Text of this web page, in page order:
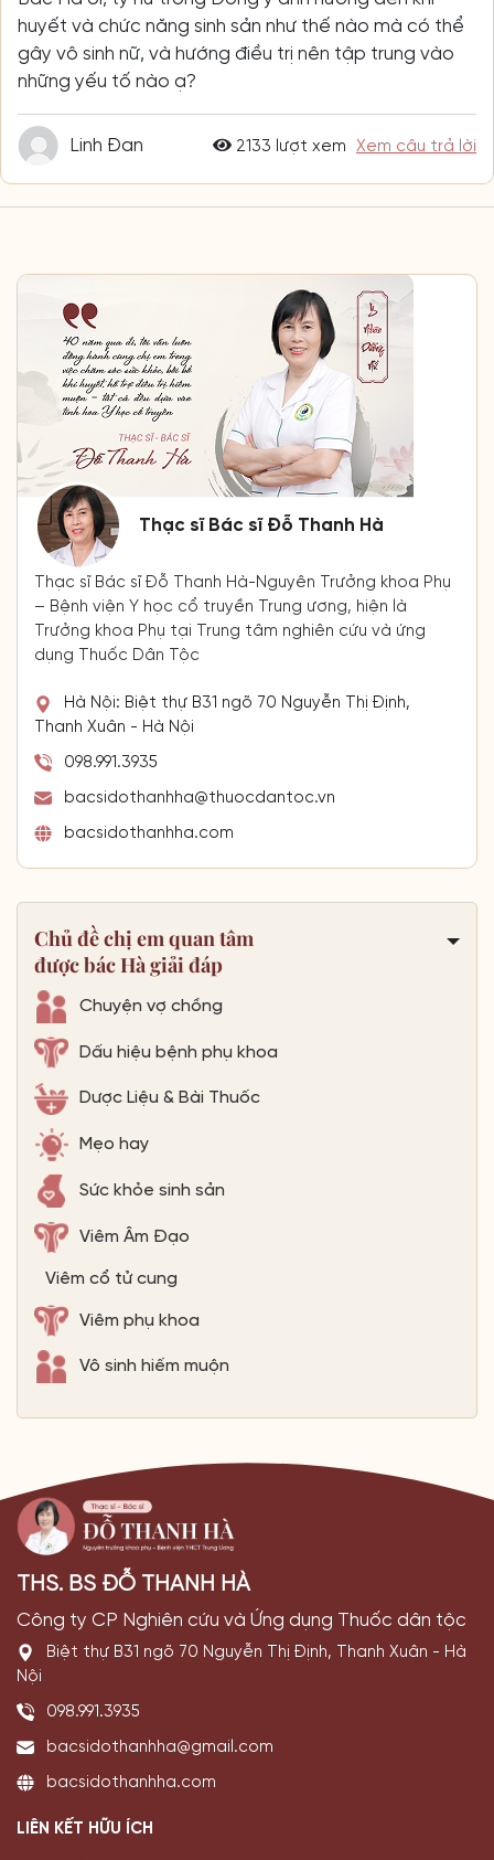
huyết và chức năng sinh sản như thế nào mà có thể
gây vô sinh nữ, và hướng điều trị nên tập trung vào
những yếu tố nào ạ?
Linh Đan 2133 lượt xem Xem câu trả lời
Thạc sĩ Bác sĩ Đỗ Thanh Hà
Thạc sĩ Bác sĩ Đỗ Thanh Hà-Nguyên Trưởng khoa Phụ
– Bệnh viện Y học cổ truyền Trung ương, hiện là
Trưởng khoa Phụ tại Trung tâm nghiên cứu và ứng
dụng Thuốc Dân Tộc
Hà Nội: Biệt thự B31 ngõ 70 Nguyễn Thị Định,
Thanh Xuân - Hà Nội
098.991.3935
bacsidothanhha@thuocdantoc.vn
bacsidothanhha.com
Chủ đề chị em quan tâm
được bác Hà giải đáp
Chuyện vợ chồng
Dấu hiệu bệnh phụ khoa
Dược Liệu & Bài Thuốc
Mẹo hay
Sức khỏe sinh sản
Viêm Âm Đạo
Viêm cổ tử cung
Viêm phụ khoa
Vô sinh hiếm muộn
THS. BS ĐỖ THANH HÀ
Công ty CP Nghiên cứu và Ứng dụng Thuốc dân tộc
Biệt thự B31 ngõ 70 Nguyễn Thị Định, Thanh Xuân - Hà
Nội
098.991.3935
bacsidothanhha@gmail.com
bacsidothanhha.com
LIÊN KẾT HỮU ÍCH